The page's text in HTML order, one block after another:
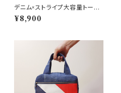
デニム×ストライプ大容量トート
バッグ
¥8,900